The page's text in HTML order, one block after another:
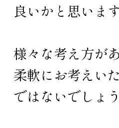
良いかと思います
様々な考え方が
柔軟にお考えい
ではないでしょう